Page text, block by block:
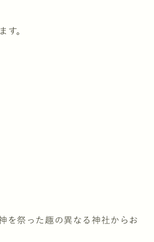
す。
を祭った趣の異なる神社からお